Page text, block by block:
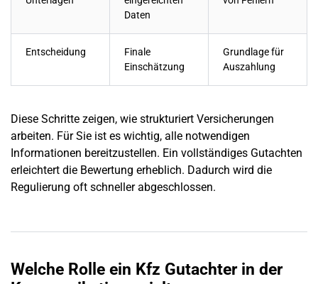
Daten
Entscheidung
Finale
Einschätzung
Grundlage für
Auszahlung
Diese Schritte zeigen, wie strukturiert Versicherungen
arbeiten. Für Sie ist es wichtig, alle notwendigen
Informationen bereitzustellen. Ein vollständiges Gutachten
erleichtert die Bewertung erheblich. Dadurch wird die
Regulierung oft schneller abgeschlossen.
Welche Rolle ein Kfz Gutachter in der